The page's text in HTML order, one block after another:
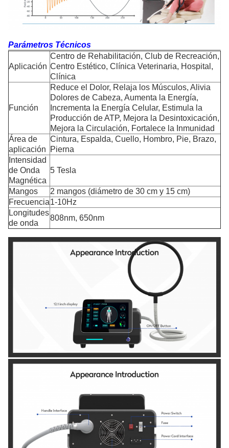
Parámetros Técnicos
Aplicación
Centro de Rehabilitación, Club de Recreación,
Centro Estético, Clínica Veterinaria, Hospital,
Clínica
Función
Reduce el Dolor, Relaja los Músculos, Alivia
Dolores de Cabeza, Aumenta la Energía,
Incrementa la Energía Celular, Estimula la
Producción de ATP, Mejora la Desintoxicación,
Mejora la Circulación, Fortalece la Inmunidad
Área de
aplicación
Cintura, Espalda, Cuello, Hombro, Pie, Brazo,
Pierna
Intensidad
de Onda
Magnética
5 Tesla
Mangos
2 mangos (diámetro de 30 cm y 15 cm)
Frecuencia1-10Hz
Longitudes
de onda
808nm, 650nm